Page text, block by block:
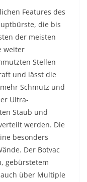
Features des
die bis
der meisten
weiter
Stellen
und lässt die
Schmutz und
Ultra-
Staub und
werden. Die
besonders
Der Botvac
gebürstetem
über Multiple